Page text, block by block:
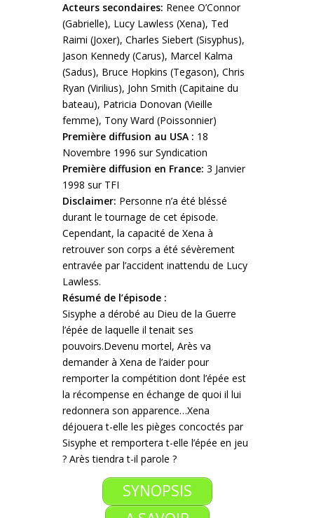
Acteurs secondaires: Renee O’Connor
(Gabrielle), Lucy Lawless (Xena), Ted
Raimi (Joxer), Charles Siebert (Sisyphus),
Jason Kennedy (Carus), Marcel Kalma
(Sadus), Bruce Hopkins (Tegason), Chris
Ryan (Virilius), John Smith (Capitaine du
bateau), Patricia Donovan (Vieille
femme), Tony Ward (Poissonnier)
Première diffusion au USA : 18
Novembre 1996 sur Syndication
Première diffusion en France: 3 Janvier
1998 sur TFI
Disclaimer: Personne n’a été bléssé
durant le tournage de cet épisode.
Cependant, la capacité de Xena à
retrouver son corps a été sévèrement
entravée par l’accident inattendu de Lucy
Lawless.
Résumé de l’épisode :
Sisyphe a dérobé au Dieu de la Guerre
l’épée de laquelle il tenait ses
pouvoirs.Devenu mortel, Arès va
demander à Xena de l’aider pour
remporter la compétition dont l’épée est
la récompense en échange de quoi il lui
redonnera son apparence…Xena
déjouera t-elle les pièges concoctés par
Sisyphe et remportera t-elle l’épée en jeu
? Arès tiendra t-il parole ?
SYNOPSIS